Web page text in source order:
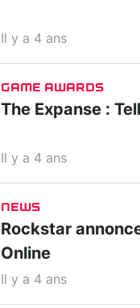
Il y a 4 ans
GAME AWARDS
The Expanse :
Il y a 4 ans
NEWS
Rockstar
Online
Il y a 4 ans